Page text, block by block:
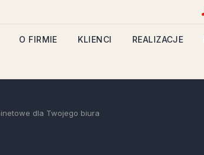
O FIRMIE KLIENCI REALIZACJE
dla Twojego biura